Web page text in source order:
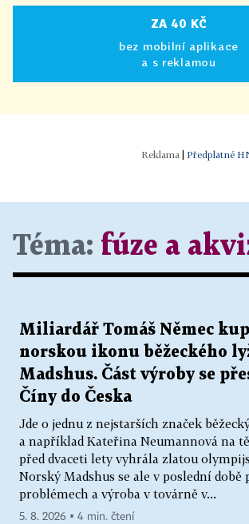
ZA 40 KČ
bez mobilní aplikace
a s reklamou
Předplatné
Téma: fúze a
Miliardář Tomáš Němec
norskou ikonu běžeckého
Madshus. Část výroby se
Číny do Česka
Jde o jednu z nejstarších značek
a například Kateřina Neumannová na
před dvaceti lety vyhrála zlatou
Norský Madshus se ale v poslední době
problémech a výroba v továrně v...
5. 8. 2026 ▪ 4 min. čtení